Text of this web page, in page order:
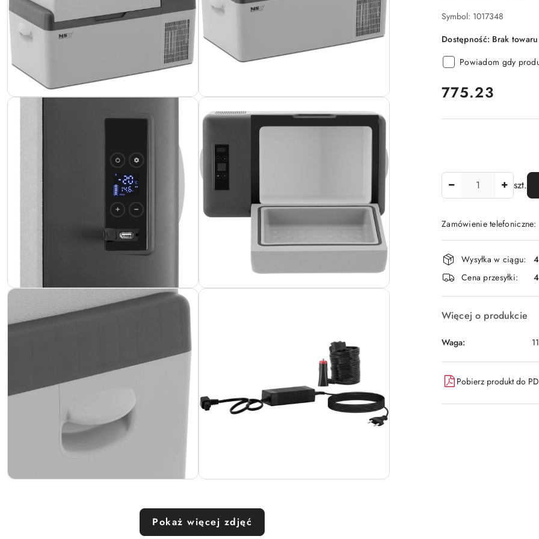
Pokaż więcej zdjęć
Symbol: 1017348
Dostępność: Brak towaru
Powiadom gdy
cena:
775.23
szt.
Zamówienie
Dostępność
i
dostawa
Wysyłka w ciągu:
Cena przesyłki:
Więcej o produkcie
Waga:
Pobierz produkt do